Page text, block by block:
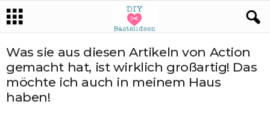
Was sie aus diesen Artikeln von Action
gemacht hat, ist wirklich großartig! Das
möchte ich auch in meinem Haus
haben!